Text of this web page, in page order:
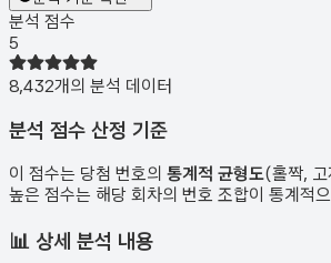
분석 점수
5
8,432개의 분석 데이터
분석 점수 산정 기준
이 점수는 당첨 번호의 통계적 균형도(홀짝,
높은 점수는 해당 회차의 번호 조합이 통계적
📊 상세 분석 내용